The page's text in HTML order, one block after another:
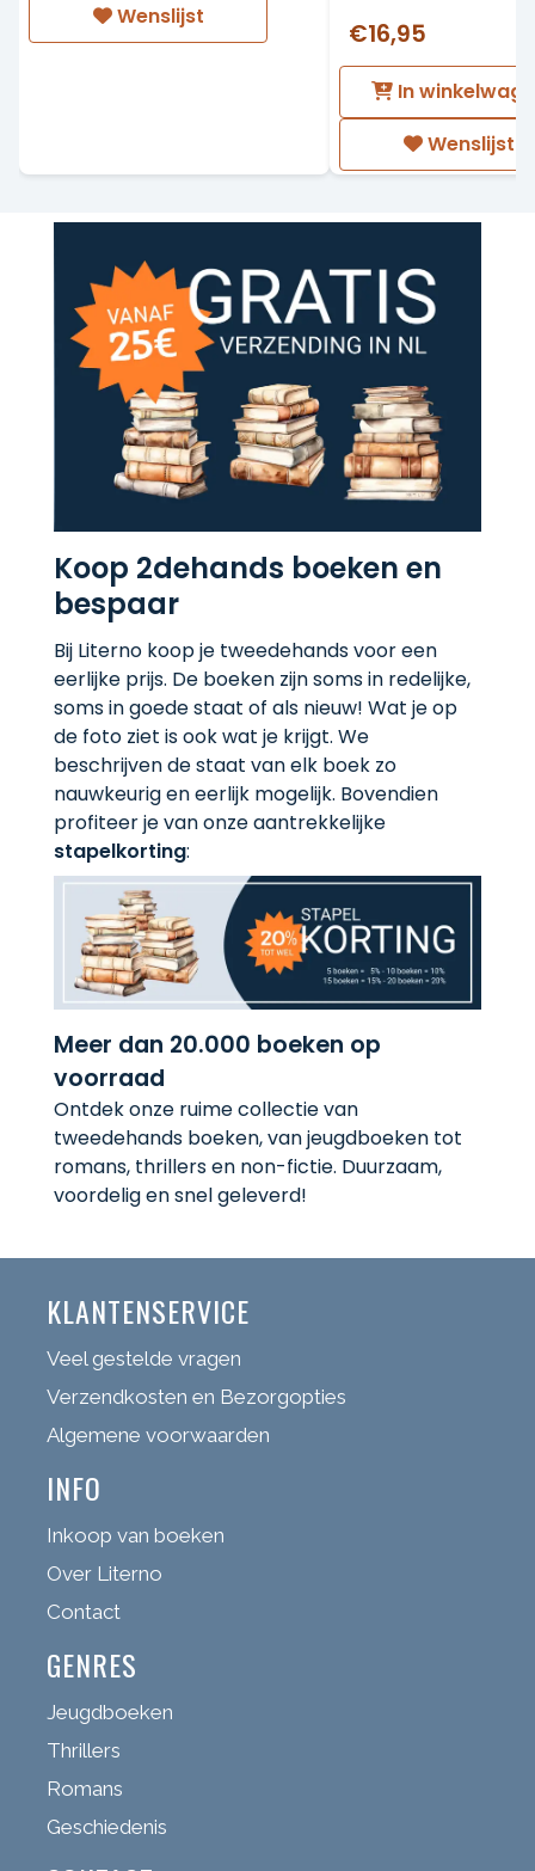
Wenslijst
€16,95
In
Wenslijst
Koop 2dehands boeken en
bespaar
Bij Literno koop je tweedehands voor een
eerlijke prijs. De boeken zijn soms in redelijke,
soms in goede staat of als nieuw! Wat je op
de foto ziet is ook wat je krijgt. We
beschrijven de staat van elk boek zo
nauwkeurig en eerlijk mogelijk. Bovendien
profiteer je van onze aantrekkelijke
stapelkorting:
Meer dan 20.000 boeken op
voorraad
Ontdek onze ruime collectie van
tweedehands boeken, van jeugdboeken tot
romans, thrillers en non-fictie. Duurzaam,
voordelig en snel geleverd!
KLANTENSERVICE
Veel gestelde vragen
Verzendkosten en Bezorgopties
Algemene voorwaarden
INFO
Inkoop van boeken
Over Literno
Contact
GENRES
Jeugdboeken
Thrillers
Romans
Geschiedenis